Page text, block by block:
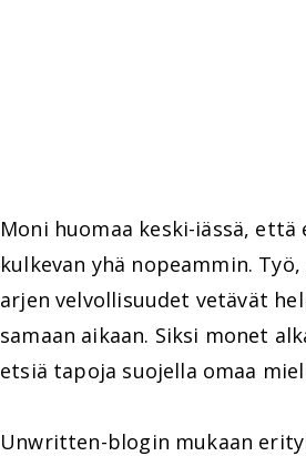
Moni huomaa keski-iässä, että
kulkevan yhä nopeammin.
arjen velvollisuudet vetävät
samaan aikaan. Siksi monet
etsiä tapoja suojella omaa
Unwritten-blogin mukaan